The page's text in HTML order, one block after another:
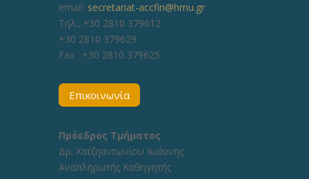
email: secretariat-accfin@hmu.gr
Τηλ.: +30 2810 379612
+30 2810 379629
Fax : +30 2810 379625
Επικοινωνία
Πρόεδρος Τμήματος
Δρ. Χατζηαντωνίου Ιωάννης
Αναπληρωτής Καθηγητής